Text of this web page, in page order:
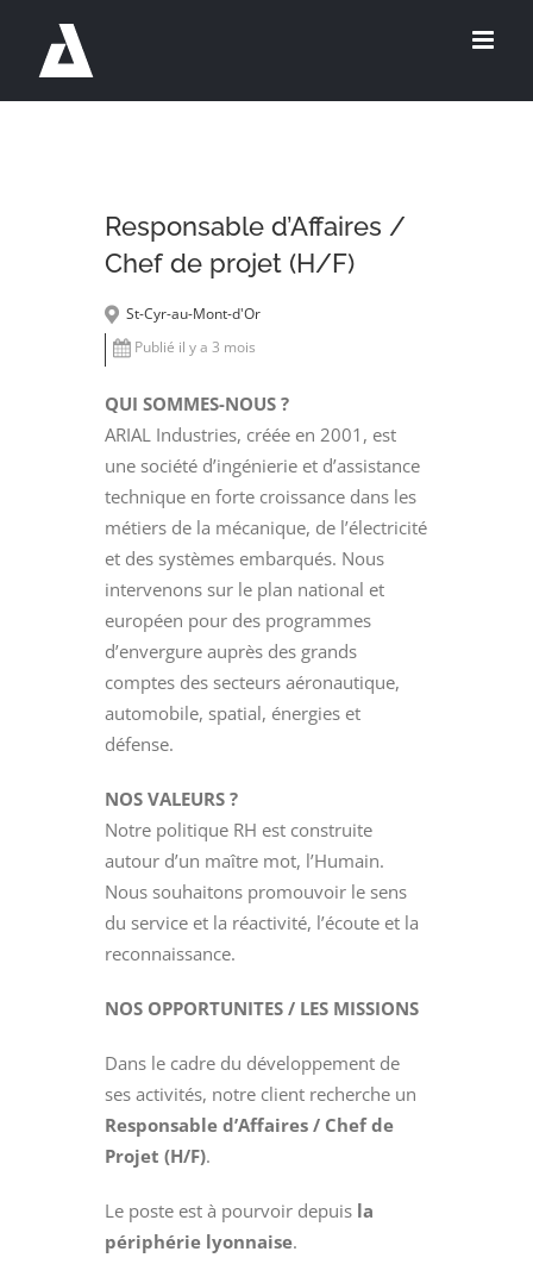
contenu
Responsable d’Affaires /
Chef de projet (H/F)
St-Cyr-au-Mont-d'Or
Publié il y a 3 mois
QUI SOMMES-NOUS ?
ARIAL Industries, créée en 2001, est
une société d’ingénierie et d’assistance
technique en forte croissance dans les
métiers de la mécanique, de l’électricité
et des systèmes embarqués. Nous
intervenons sur le plan national et
européen pour des programmes
d’envergure auprès des grands
comptes des secteurs aéronautique,
automobile, spatial, énergies et
défense.
NOS VALEURS ?
Notre politique RH est construite
autour d’un maître mot, l’Humain.
Nous souhaitons promouvoir le sens
du service et la réactivité, l’écoute et la
reconnaissance.
NOS OPPORTUNITES / LES MISSIONS
Dans le cadre du développement de
ses activités, notre client recherche un
Responsable d’Affaires / Chef de
Projet (H/F).
Le poste est à pourvoir depuis la
périphérie lyonnaise.